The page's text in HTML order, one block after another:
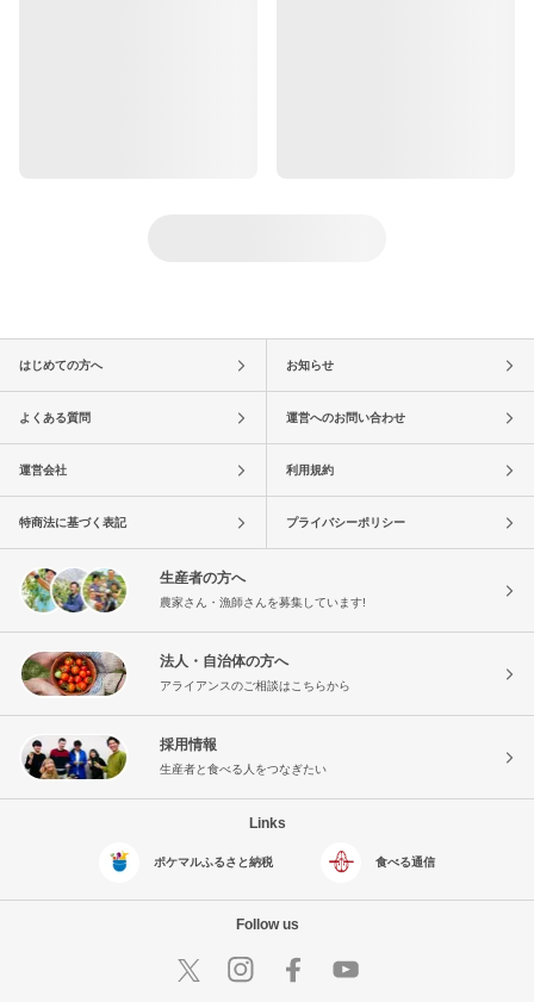
はじめての方へ お知らせ
よくある質問 運営へのお問い合わせ
運営会社 利用規約
特商法に基づく表記 プライバシーポリシー
生産者の方へ
農家さん・漁師さんを募集しています!
法人・自治体の方へ
アライアンスのご相談はこちらから
採用情報
生産者と食べる人をつなぎたい
Links
ポケマルふるさと納税 食べる通信
Follow us